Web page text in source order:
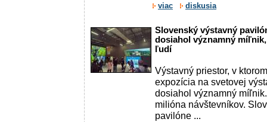
viac diskusia
Slovenský výstavný
dosiahol významný
ľudí
Výstavný priestor, v
expozícia na svetovej
dosiahol významný
milióna návštevníkov.
pavilóne ...